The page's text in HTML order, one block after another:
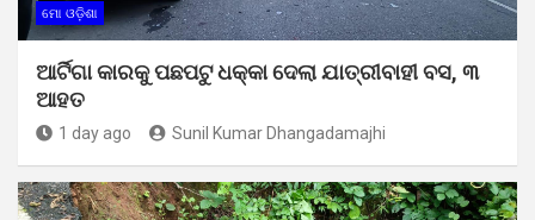
ମୋ ଓଡ଼ିଶା
ଆର୍ଟିଗା କାରକୁ ପଛପଟୁ ଧକ୍କା ଦେଲା ଯାତ୍ରୀବାହୀ ବସ, ୩
ଆହତ
1 day ago Sunil Kumar Dhangadamajhi